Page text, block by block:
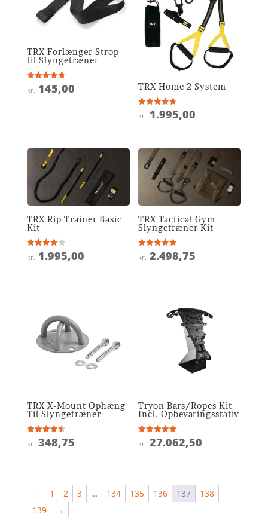
TRX Forlænger Strop
til Slyngetræner
Vurderet
4.8
kr. 145,00 TRX Home 2 System
Vurderet
4.8
kr. 1.995,00
TRX Rip Trainer Basic
Kit
Vurderet
4.1
kr. 1.995,00
TRX Tactical Gym
Slyngetræner Kit
Vurderet
4.9
kr. 2.498,75
TRX X-Mount Ophæng
Til Slyngetræner
Vurderet
4.5
kr. 348,75
Tryon Bars/Ropes Kit
Incl. Opbevaringsstativ
Vurderet
5
kr. 27.062,50
← 1 2 3 … 134 135 136 137
138
139
→